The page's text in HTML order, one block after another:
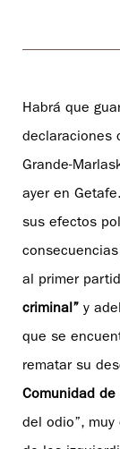
Habrá que
declaraciones
Grande-
ayer en
sus efectos
al primer
criminal” y
que se
rematar su
Comunidad de
del odio”,